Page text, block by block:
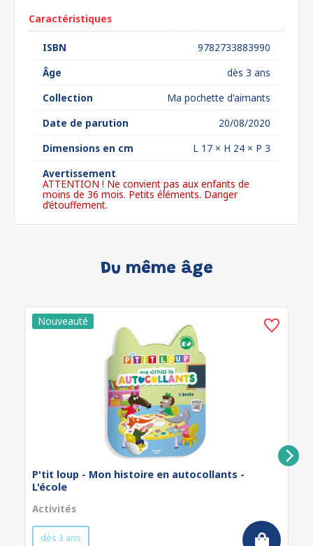
Caractéristiques
ISBN
9782733883990
Âge
dès 3 ans
Collection
Ma pochette d'aimants
Date de parution
20/08/2020
Dimensions en cm
L 17 × H 24 × P 3
Avertissement
ATTENTION ! Ne convient pas aux enfants de
moins de 36 mois. Petits éléments. Danger
d’étouffement.
Du même âge
P'tit loup - Mon histoire en autocollants -
L'école
Activités
dès 3 ans